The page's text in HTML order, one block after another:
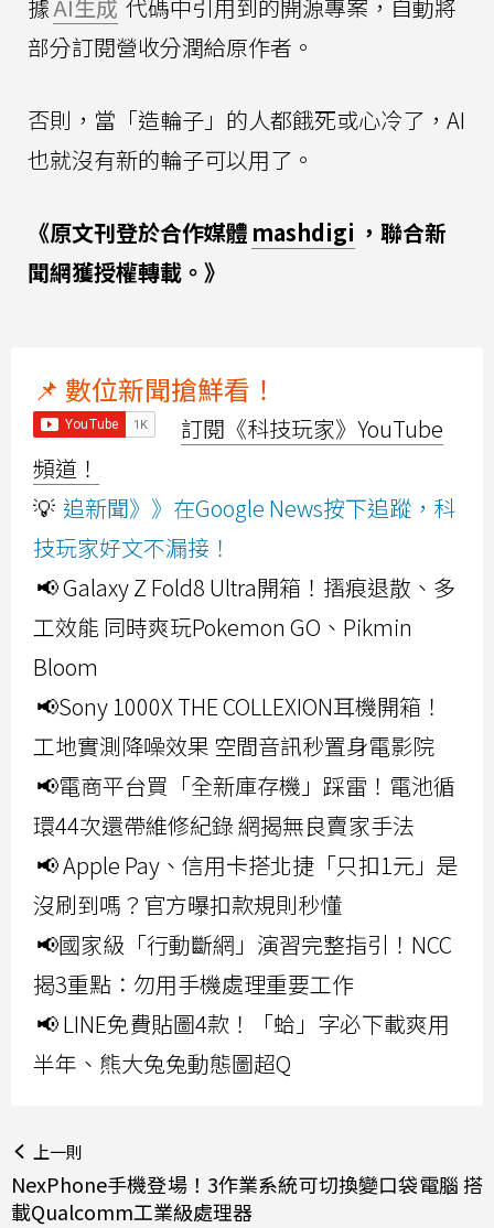
據AI生成 代碼中引用到的開源專案，自動將
部分訂閱營收分潤給原作者。
否則，當「造輪子」的人都餓死或心冷了，AI
也就沒有新的輪子可以用了。
《原文刊登於合作媒體 mashdigi ，聯合新
聞網獲授權轉載。》
📌 數位新聞搶鮮看！
訂閱《科技玩家》YouTube
頻道！
💡 追新聞》》在Google News按下追蹤，科
技玩家好文不漏接！
📢 Galaxy Z Fold8 Ultra開箱！摺痕退散、多
工效能 同時爽玩Pokemon GO、Pikmin
Bloom
📢Sony 1000X THE COLLEXION耳機開箱！
工地實測降噪效果 空間音訊秒置身電影院
📢電商平台買「全新庫存機」踩雷！電池循
環44次還帶維修紀錄 網揭無良賣家手法
📢 Apple Pay、信用卡搭北捷「只扣1元」是
沒刷到嗎？官方曝扣款規則秒懂
📢國家級「行動斷網」演習完整指引！NCC
揭3重點：勿用手機處理重要工作
📢 LINE免費貼圖4款！「蛤」字必下載爽用
半年、熊大兔兔動態圖超Q
上一則
NexPhone手機登場！3作業系統可切換變口袋電腦 搭
載Qualcomm工業級處理器